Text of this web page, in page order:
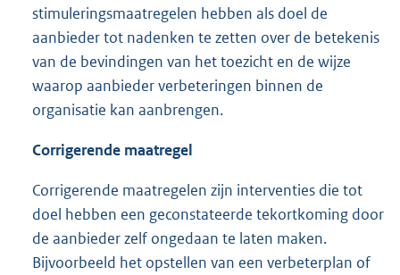
stimuleringsmaatregelen hebben als doel de
aanbieder tot nadenken te zetten over de betekenis
van de bevindingen van het toezicht en de wijze
waarop aanbieder verbeteringen binnen de
organisatie kan aanbrengen.
Corrigerende maatregel
Corrigerende maatregelen zijn interventies die tot
doel hebben een geconstateerde tekortkoming door
de aanbieder zelf ongedaan te laten maken.
Bijvoorbeeld het opstellen van een verbeterplan of